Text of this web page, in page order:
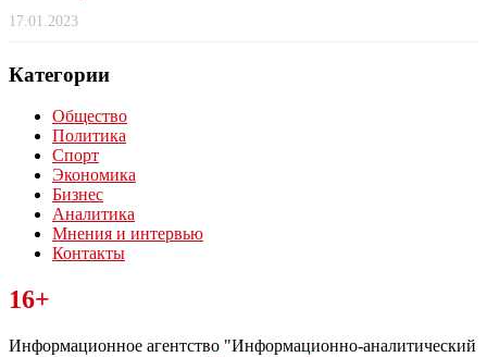
17.01.2023
Категории
Общество
Политика
Спорт
Экономика
Бизнес
Аналитика
Мнения и интервью
Контакты
Читайте последние новости дня в Тульской области на сайте
“ЗаНовомосковск”
16+
Информационное агентство "Информационно-аналитический